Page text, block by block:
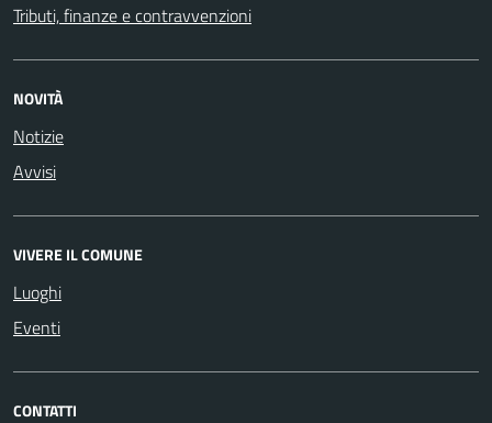
Tributi, finanze e contravvenzioni
NOVITÀ
Notizie
Avvisi
VIVERE IL COMUNE
Luoghi
Eventi
CONTATTI